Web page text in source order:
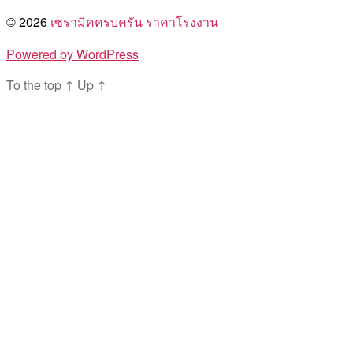
© 2026 เซรามิคครบครัน ราคาโรงงาน
Powered by WordPress
To the top ↑ Up ↑